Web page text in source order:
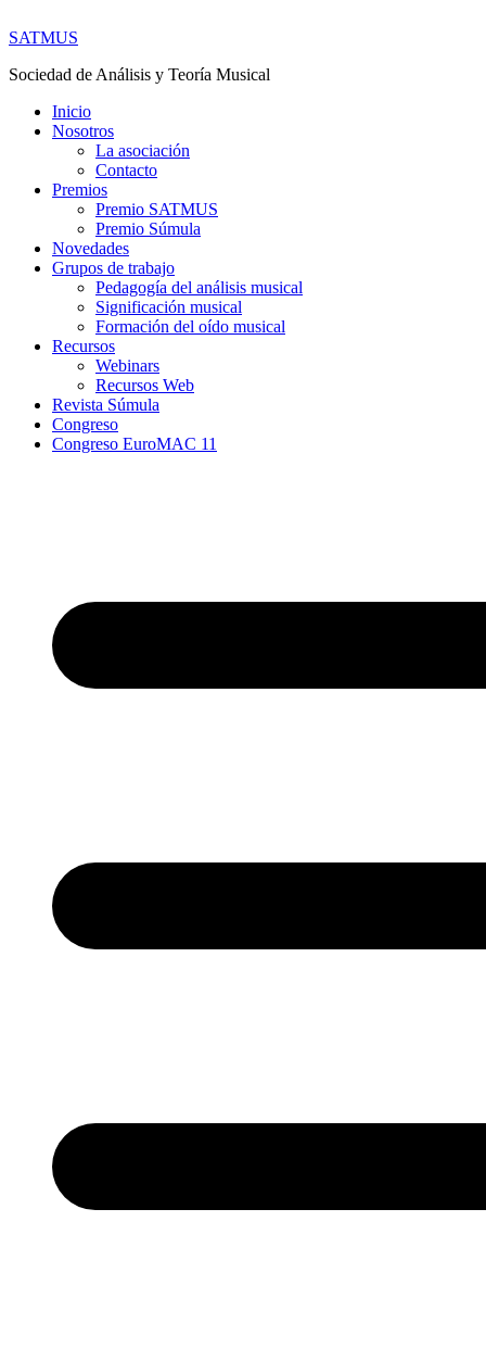
SATMUS
Sociedad de Análisis y Teoría Musical
Inicio
Nosotros
La asociación
Contacto
Premios
Premio SATMUS
Premio Súmula
Novedades
Grupos de trabajo
Pedagogía del análisis musical
Significación musical
Formación del oído musical
Recursos
Webinars
Recursos Web
Revista Súmula
Congreso
Congreso EuroMAC 11